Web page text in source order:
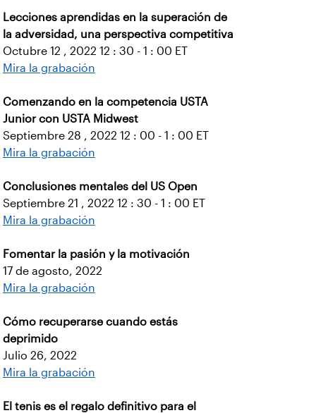
Lecciones aprendidas en la superación de
la adversidad, una perspectiva competitiva
Octubre 12 , 2022 12 : 30 - 1 : 00 ET
Mira la grabación
Comenzando en la competencia USTA
Junior con USTA Midwest
Septiembre 28 , 2022 12 : 00 - 1 : 00 ET
Mira la grabación
Conclusiones mentales del US Open
Septiembre 21 , 2022 12 : 30 - 1 : 00 ET
Mira la grabación
Fomentar la pasión y la motivación
17 de agosto, 2022
Mira la grabación
Cómo recuperarse cuando estás
deprimido
Julio 26, 2022
Mira la grabación
El tenis es el regalo definitivo para el